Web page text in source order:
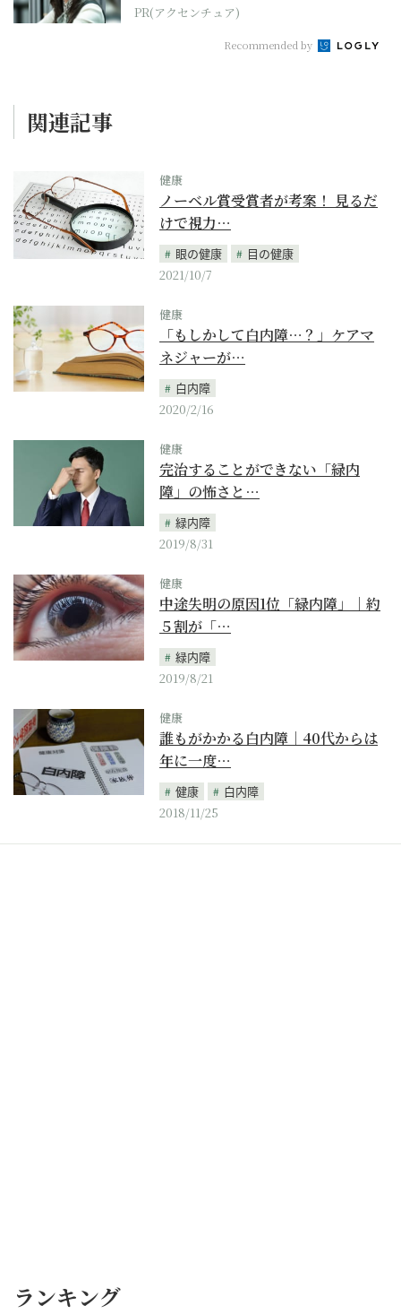
PR(アクセンチュア)
Recommended by
関連記事
健康
ノーベル賞受賞者が考案！ 見るだ
けで視力…
眼の健康
目の健康
2021/10/7
健康
「もしかして白内障…？」ケアマ
ネジャーが…
白内障
2020/2/16
健康
完治することができない「緑内
障」の怖さと…
緑内障
2019/8/31
健康
中途失明の原因1位「緑内障」｜約
５割が「…
緑内障
2019/8/21
健康
誰もがかかる白内障｜40代からは
年に一度…
健康
白内障
2018/11/25
ランキング